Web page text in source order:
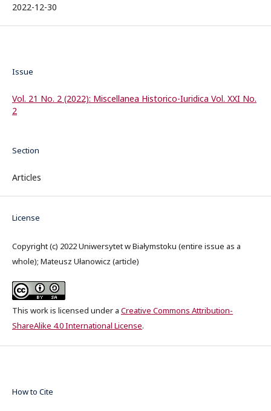
2022-12-30
Issue
Vol. 21 No. 2 (2022): Miscellanea Historico-Iuridica Vol. XXI No.
2
Section
Articles
License
Copyright (c) 2022 Uniwersytet w Białymstoku (entire issue as a
whole); Mateusz Ułanowicz (article)
This work is licensed under a Creative Commons Attribution-
ShareAlike 4.0 International License.
How to Cite